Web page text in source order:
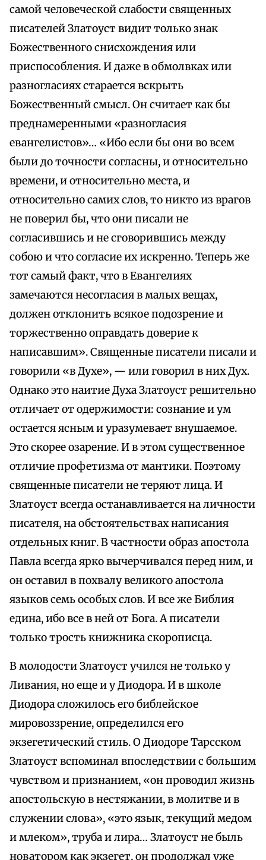
самой человеческой слабости священных
писателей Златоуст видит только знак
Божественного снисхождения или
приспособления. И даже в обмолвках или
разногласиях старается вскрыть
Божественный смысл. Он считает как бы
преднамеренными «разногласия
евангелистов»… «Ибо если бы они во всем
были до точности согласны, и относительно
времени, и относительно места, и
относительно самих слов, то никто из врагов
не поверил бы, что они писали не
согласившись и не сговорившись между
собою и что согласие их искренно. Теперь же
тот самый факт, что в Евангелиях
замечаются несогласия в малых вещах,
должен отклонить всякое подозрение и
торжественно оправдать доверие к
написавшим». Священные писатели писали и
говорили «в Духе», — или говорил в них Дух.
Однако это наитие Духа Златоуст решительно
отличает от одержимости: сознание и ум
остается ясным и уразумевает внушаемое.
Это скорее озарение. И в этом существенное
отличие профетизма от мантики. Поэтому
священные писатели не теряют лица. И
Златоуст всегда останавливается на личности
писателя, на обстоятельствах написания
отдельных книг. В частности образ апостола
Павла всегда ярко вычерчивался перед ним, и
он оставил в похвалу великого апостола
языков семь особых слов. И все же Библия
едина, ибо все в ней от Бога. А писатели
только трость книжника скорописца.
В молодости Златоуст учился не только у
Ливания, но еще и у Диодора. И в школе
Диодора сложилось его библейское
мировоззрение, определился его
экзегетический стиль. О Диодоре Тарсском
Златоуст вспоминал впоследствии с большим
чувством и признанием, «он проводил жизнь
апостольскую в нестяжании, в молитве и в
служении слова», «это язык, текущий медом
и млеком», труба и лира… Златоуст не быль
новатором как экзегет, он продолжал уже